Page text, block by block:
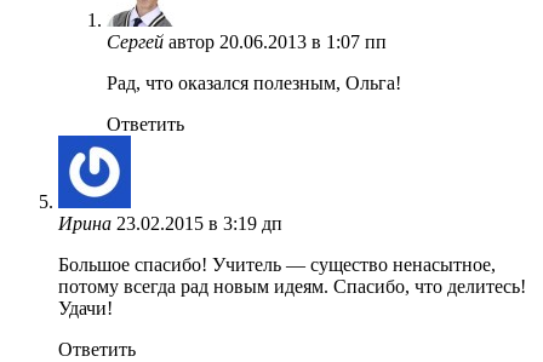
Сергей автор 20.06.2013 в 1:07 пп
Рад, что оказался полезным, Ольга!
Ответить
Ирина 23.02.2015 в 3:19 дп
Большое спасибо! Учитель — существо ненасытное,
потому всегда рад новым идеям. Спасибо, что делитесь!
Удачи!
Ответить